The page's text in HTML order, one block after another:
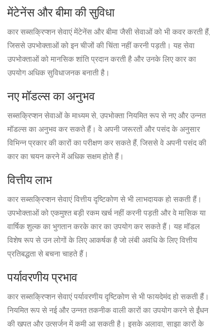
मेंटेनेंस और बीमा की सुविधा
कार सब्सक्रिप्शन सेवाएं मेंटेनेंस और बीमा जैसी सेवाओं को भी कवर करती हैं,
जिससे उपभोक्ताओं को इन चीजों की चिंता नहीं करनी पड़ती। यह सेवा
उपभोक्ताओं को मानसिक शांति प्रदान करती है और उनके लिए कार का
उपयोग अधिक सुविधाजनक बनाती है।
नए मॉडल्स का अनुभव
सब्सक्रिप्शन सेवाओं के माध्यम से, उपभोक्ता नियमित रूप से नए और उन्नत
मॉडल्स का अनुभव कर सकते हैं। वे अपनी जरूरतों और पसंद के अनुसार
विभिन्न प्रकार की कारों का परीक्षण कर सकते हैं, जिससे वे अपनी पसंद की
कार का चयन करने में अधिक सक्षम होते हैं।
वित्तीय लाभ
कार सब्सक्रिप्शन सेवाएं वित्तीय दृष्टिकोण से भी लाभदायक हो सकती हैं।
उपभोक्ताओं को एकमुश्त बड़ी रकम खर्च नहीं करनी पड़ती और वे मासिक या
वार्षिक शुल्क का भुगतान करके कार का उपयोग कर सकते हैं। यह मॉडल
विशेष रूप से उन लोगों के लिए आकर्षक है जो लंबी अवधि के लिए वित्तीय
प्रतिबद्धता से बचना चाहते हैं।
पर्यावरणीय प्रभाव
कार सब्सक्रिप्शन सेवाएं पर्यावरणीय दृष्टिकोण से भी फायदेमंद हो सकती हैं।
नियमित रूप से नई और उन्नत तकनीक वाली कारों का उपयोग करने से ईंधन
की खपत और उत्सर्जन में कमी आ सकती है। इसके अलावा, साझा कारों के